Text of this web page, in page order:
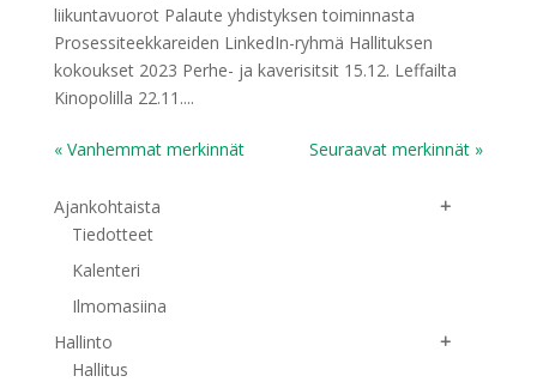
liikuntavuorot Palaute yhdistyksen toiminnasta
Prosessiteekkareiden LinkedIn-ryhmä Hallituksen
kokoukset 2023 Perhe- ja kaverisitsit 15.12. Leffailta
Kinopolilla 22.11....
« Vanhemmat merkinnät Seuraavat merkinnät »
Ajankohtaista
Tiedotteet
Kalenteri
Ilmomasiina
Hallinto
Hallitus